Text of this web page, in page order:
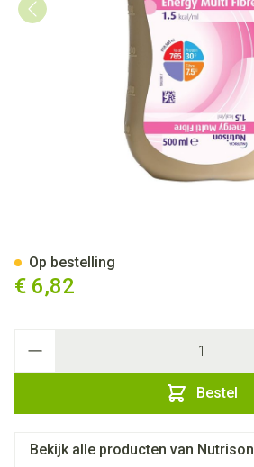
€ 6,82
Bestel
Op bestelling
Bekijk alle producten van Nutrison